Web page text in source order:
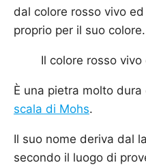
dal colore rosso vivo
proprio per il suo colore.
Il colore rosso
È una pietra molto
scala di Mohs.
Il suo nome deriva dal
secondo il luogo di